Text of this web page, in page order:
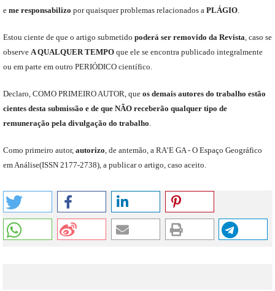
e meresponsabilizo por quaisquer problemas relacionados a PLÁGIO.
Estou ciente de que o artigo submetido poderá ser removido da Revista caso se
observe A QUALQUER TEMPOque elese encontra publicado integralmente
ou em parte em outro PERIÓDICOcientífico.
Declaro COMO PRIMEIRO AUTOR que os demais autores do trabalho estão
cientes desta submissão e de que NÃOreceberão qualquer tipo de
remuneração pela divulgação do trabalho
Como primeiro autor, autorizo de antemão, a RA’E GA - O Espaço Geográfico
em Análise(ISSN 2177-2738), a publicar o artigo, caso aceito.